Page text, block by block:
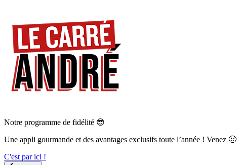
Notre programme de fidélité 😎
Une appli gourmande et des avantages exclusifs toute l’année ! Venez 🙂
C'est par ici !